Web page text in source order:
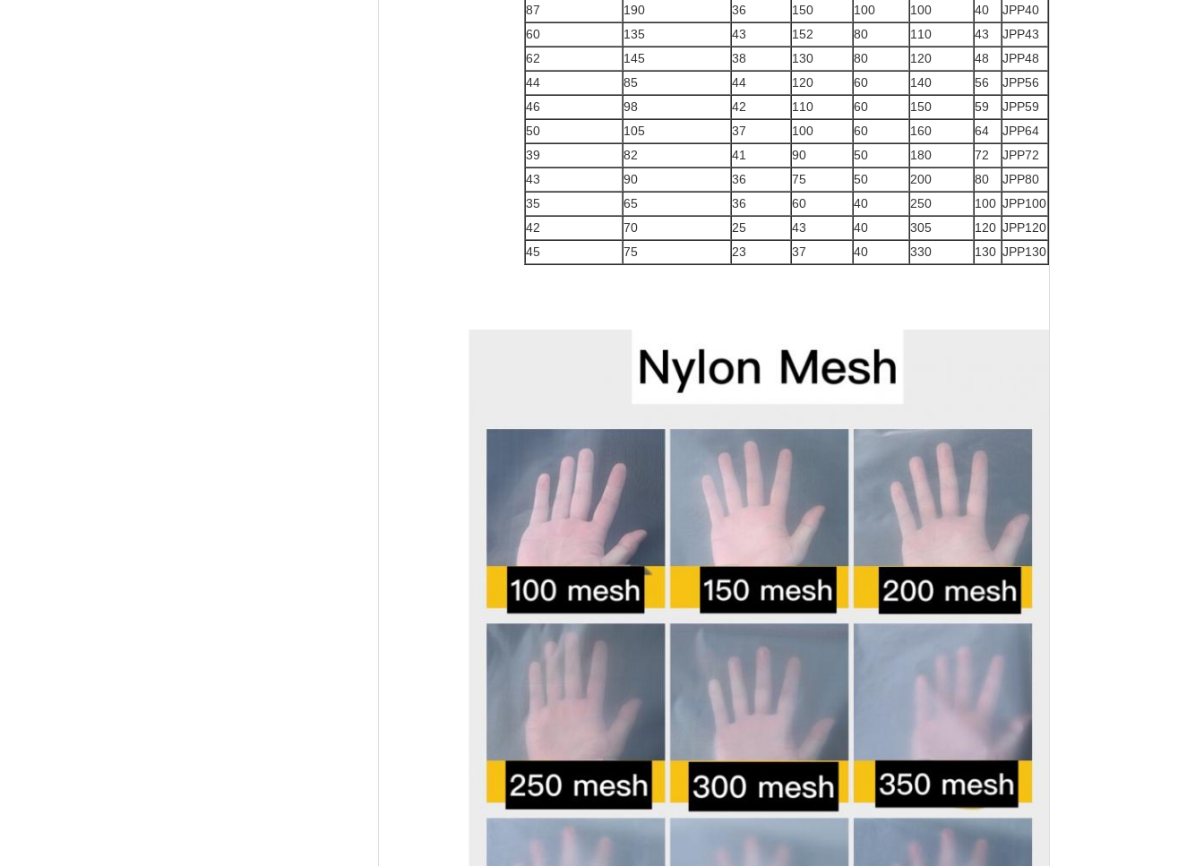
JPP40
40
100
100
150
36
190
87
JPP43
43
110
80
152
43
135
60
JPP48
48
120
80
130
38
145
62
JPP56
56
140
60
120
44
85
44
JPP59
59
150
60
110
42
98
46
JPP64
64
160
60
100
37
105
50
JPP72
72
180
50
90
41
82
39
JPP80
80
200
50
75
36
90
43
JPP100
100
250
40
60
36
65
35
JPP120
120
305
40
43
25
70
42
JPP130
130
330
40
37
23
75
45